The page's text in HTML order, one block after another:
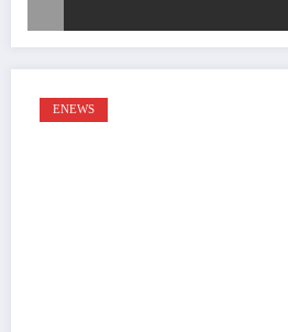
ENEWS